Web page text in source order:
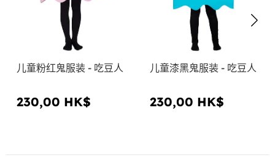
儿童粉红鬼服装 - 吃豆人
230,00 HK$
儿童漆黑鬼服装 - 吃豆人
230,00 HK$